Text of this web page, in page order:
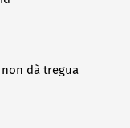
dà tregua